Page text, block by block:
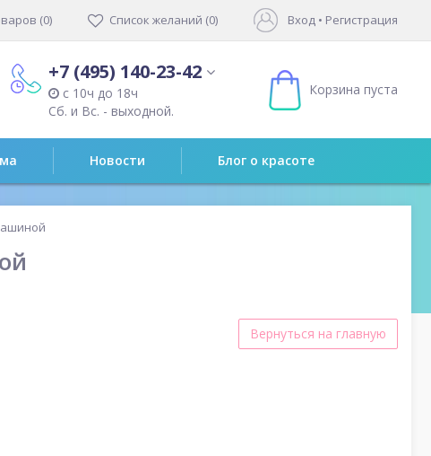
(0) Список желаний (0) Вход • Регистрация
+7 (495) 140-23-42
с 10ч до 18ч
Сб. и Вс. - выходной.
Корзина пуста
Новости Блог о красоте
Вернуться на главную